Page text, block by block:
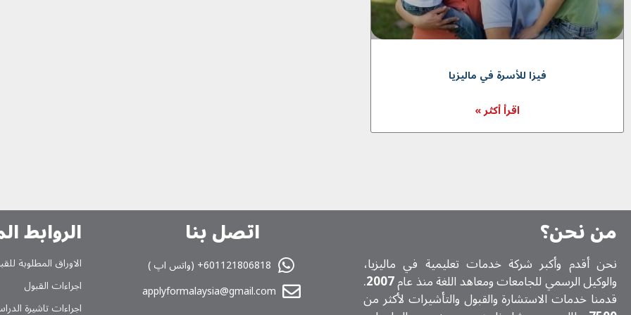
فيزا للأسرة في ماليزيا
اقرأ أكثر »
من نحن؟
نحن أقدم وأكبر شركة خدمات تعلیمیة في ماليزيا،
والوكيل الرسمي للجامعات ومعاهد اللغة منذ عام2007
.
قدمنا خدمات الاستشارة والقبول والتأشيرات لأكثر من
اتصل بنا
601121806818+ (واتس اپ )
applyformalaysia@gmail.com
الروابط
الاوراق المطلوبة
اجراءات القبول
اجراءات تاشیرة